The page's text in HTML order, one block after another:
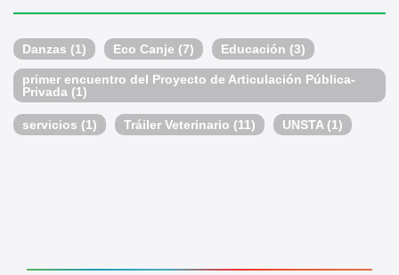
Danzas (1) Eco Canje (7) Educación (3)
primer encuentro del Proyecto de Articulación Pública-
Privada (1)
servicios (1) Tráiler Veterinario (11) UNSTA (1)